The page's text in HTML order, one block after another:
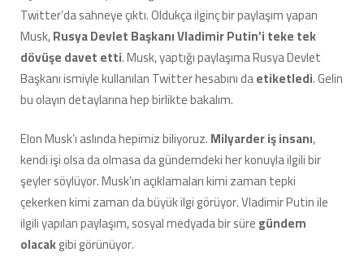
Davet
Etti
[Şaka
Değil]
için
Twitter’da sahneye çıktı. Oldukça ilginç bir paylaşım yapan
Musk,Rusya Devlet Başkanı Vladimir Putin’i teke tek
dövüşe davet etti. Musk, yaptığı paylaşıma Rusya Devlet
Başkanı ismiyle kullanılan Twitter hesabını daetiketledi. Gelin
bu olayın detaylarına hep birlikte bakalım.
Elon Musk’ı aslında hepimiz biliyoruz.Milyarder iş insanı,
kendi işi olsa da olmasa da gündemdeki her konuyla ilgili bir
şeyler söylüyor. Musk’ın açıklamaları kimi zaman tepki
çekerken kimi zaman da büyük ilgi görüyor. Vladimir Putin ile
ilgili yapılan paylaşım, sosyal medyada bir süregündem
olacakgibi görünüyor.